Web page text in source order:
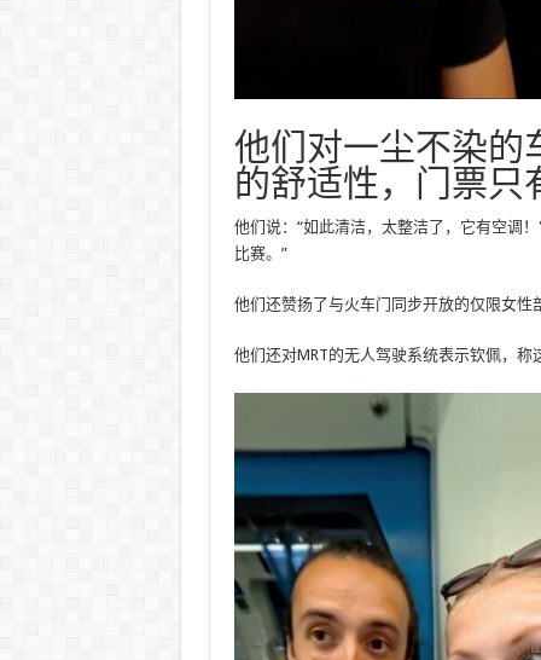
他们对一尘不染的
的舒适性，门票只
他们说：“如此清洁，太整洁了，它有空调
比赛。”
他们还赞扬了与火车门同步开放的仅限女
他们还对MRT的无人驾驶系统表示钦佩，